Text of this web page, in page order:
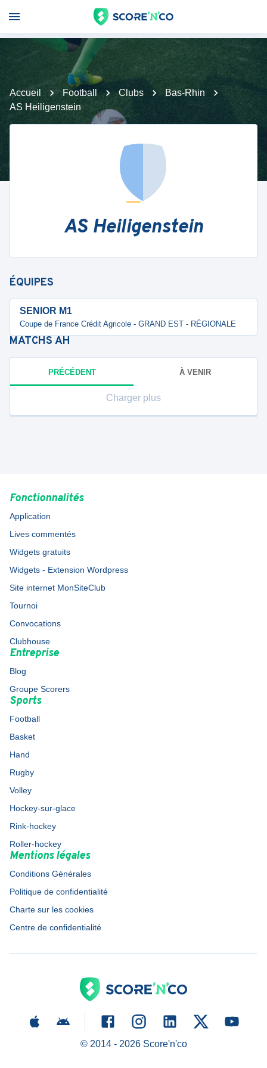
Accueil Football Clubs
Bas-Rhin
AS Heiligenstein
AS Heiligenstein
ÉQUIPES
SENIOR M1
Coupe de France Crédit Agricole - GRAND EST - RÉGIONALE
MATCHS AH
PRÉCÉDENT À VENIR
Charger plus
Fonctionnalités
Application
Lives commentés
Widgets gratuits
Widgets - Extension Wordpress
Site internet MonSiteClub
Tournoi
Convocations
Clubhouse
Entreprise
Blog
Groupe Scorers
Sports
Football
Basket
Hand
Rugby
Volley
Hockey-sur-glace
Rink-hockey
Roller-hockey
Mentions légales
Conditions Générales
Politique de confidentialité
Charte sur les cookies
Centre de confidentialité
© 2014 - 2026Score'n'co